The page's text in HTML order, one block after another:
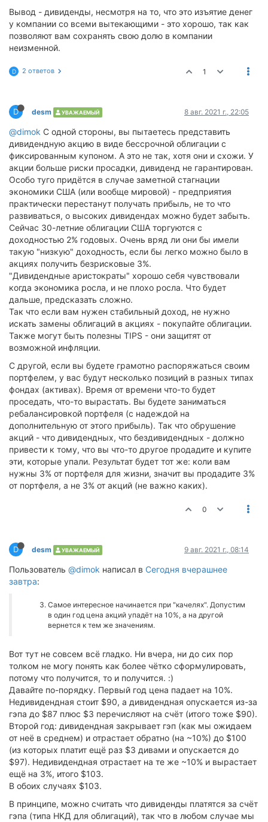
Вывод - дивиденды, несмотря на то, что это изъятие денег
у компании со всеми вытекающими - это хорошо, так как
позволяют вам сохранять свою долю в компании
неизменной.
D 2 ответов 1
D desm УВАЖАЕМЫЙ 8 авг. 2021 г., 22:05
@dimok С одной стороны, вы пытаетесь представить
дивидендную акцию в виде бессрочной облигации с
фиксированным купоном. А это не так, хотя они и схожи. У
акции больше риски просадки, дивиденд не гарантирован.
Особо туго придётся в случае заметной стагнации
экономики США (или вообще мировой) - предприятия
практически перестанут получать прибыль, не то что
развиваться, о высоких дивидендах можно будет забыть.
Сейчас 30-летние облигации США торгуются с
доходностью 2% годовых. Очень вряд ли они бы имели
такую "низкую" доходность, если бы легко можно было в
акциях получить безрисковые 3%.
"Дивидендные аристократы" хорошо себя чувствовали
когда экономика росла, и не плохо росла. Что будет
дальше, предсказать сложно.
Так что если вам нужен стабильный доход, не нужно
искать замены облигаций в акциях - покупайте облигации.
Также могут быть полезны TIPS - они защитят от
возможной инфляции.
С другой, если вы будете грамотно распоряжаться своим
портфелем, у вас будут несколько позиций в разных типах
фондах (активах). Время от времени что-то будет
проседать, что-то вырастать. Вы будете заниматься
ребалансировкой портфеля (с надеждой на
дополнительную от этого прибыль). Так что обрушение
акций - что дивидендных, что бездивидендных - должно
привести к тому, что вы что-то другое продадите и купите
эти, которые упали. Результат будет тот же: коли вам
нужны 3% от портфеля для жизни, значит вы продадите 3%
от портфеля, а не 3% от акций (не важно каких).
0
D desm УВАЖАЕМЫЙ 9 авг. 2021 г., 08:14
Пользователь @dimok написал в Сегодня вчерашнее
завтра:
Самое интересное начинается при "качелях". Допустим
в один год цена акций упадёт на 10%, а на другой
вернется к тем же значениям.
Вот тут не совсем всё гладко. Ни вчера, ни до сих пор
толком не могу понять как более чётко сформулировать,
потому что получится, то и получится. :)
Давайте по-порядку. Первый год цена падает на 10%.
Недивидендная стоит $90, а дивидендная опускается из-за
гэпа до $87 плюс $3 перечисляют на счёт (итого тоже $90).
Второй год: дивидендная закрывает гэп (как мы ожидаем
от неё в среднем) и отрастает обратно (на ~10%) до $100
(из которых платит ещё раз $3 дивами и опускается до
$97). Недивидендная отрастает на те же ~10% и вырастает
ещё на 3%, итого $103.
В обоих случаях $103.
В принципе, можно считать что дивиденды платятся за счёт
гэпа (типа НКД для облигаций), так что в любом случае мы